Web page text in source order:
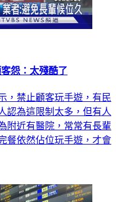
怨：太殘酷了
，禁止顧客玩手遊，有民
認為這限制太多，但有人
附近有醫院，常常有長輩
餐依然佔位玩手遊，才會